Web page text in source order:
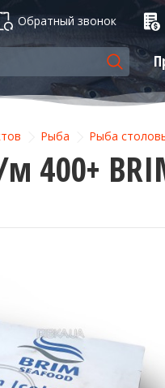
Обратный звонок
Рыба Рыба
м 400+